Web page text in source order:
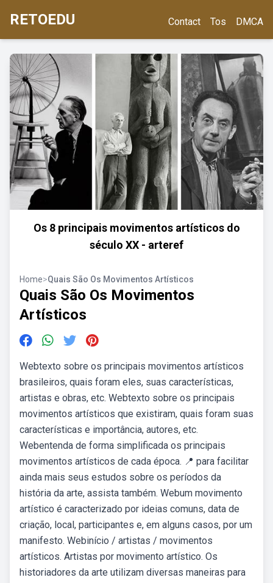
RETOEDU Contact Tos DMCA
Os 8 principais movimentos artísticos do
século XX - arteref
Home>Quais São Os Movimentos Artísticos
Quais São Os Movimentos
Artísticos
Webtexto sobre os principais movimentos artísticos
brasileiros, quais foram eles, suas características,
artistas e obras, etc. Webtexto sobre os principais
movimentos artísticos que existiram, quais foram suas
características e importância, autores, etc.
Webentenda de forma simplificada os principais
movimentos artísticos de cada época. 📍 para facilitar
ainda mais seus estudos sobre os períodos da
história da arte, assista também. Webum movimento
artístico é caracterizado por ideias comuns, data de
criação, local, participantes e, em alguns casos, por um
manifesto. Webinício / artistas / movimentos
artísticos. Artistas por movimento artístico. Os
historiadores da arte utilizam diversas maneiras para